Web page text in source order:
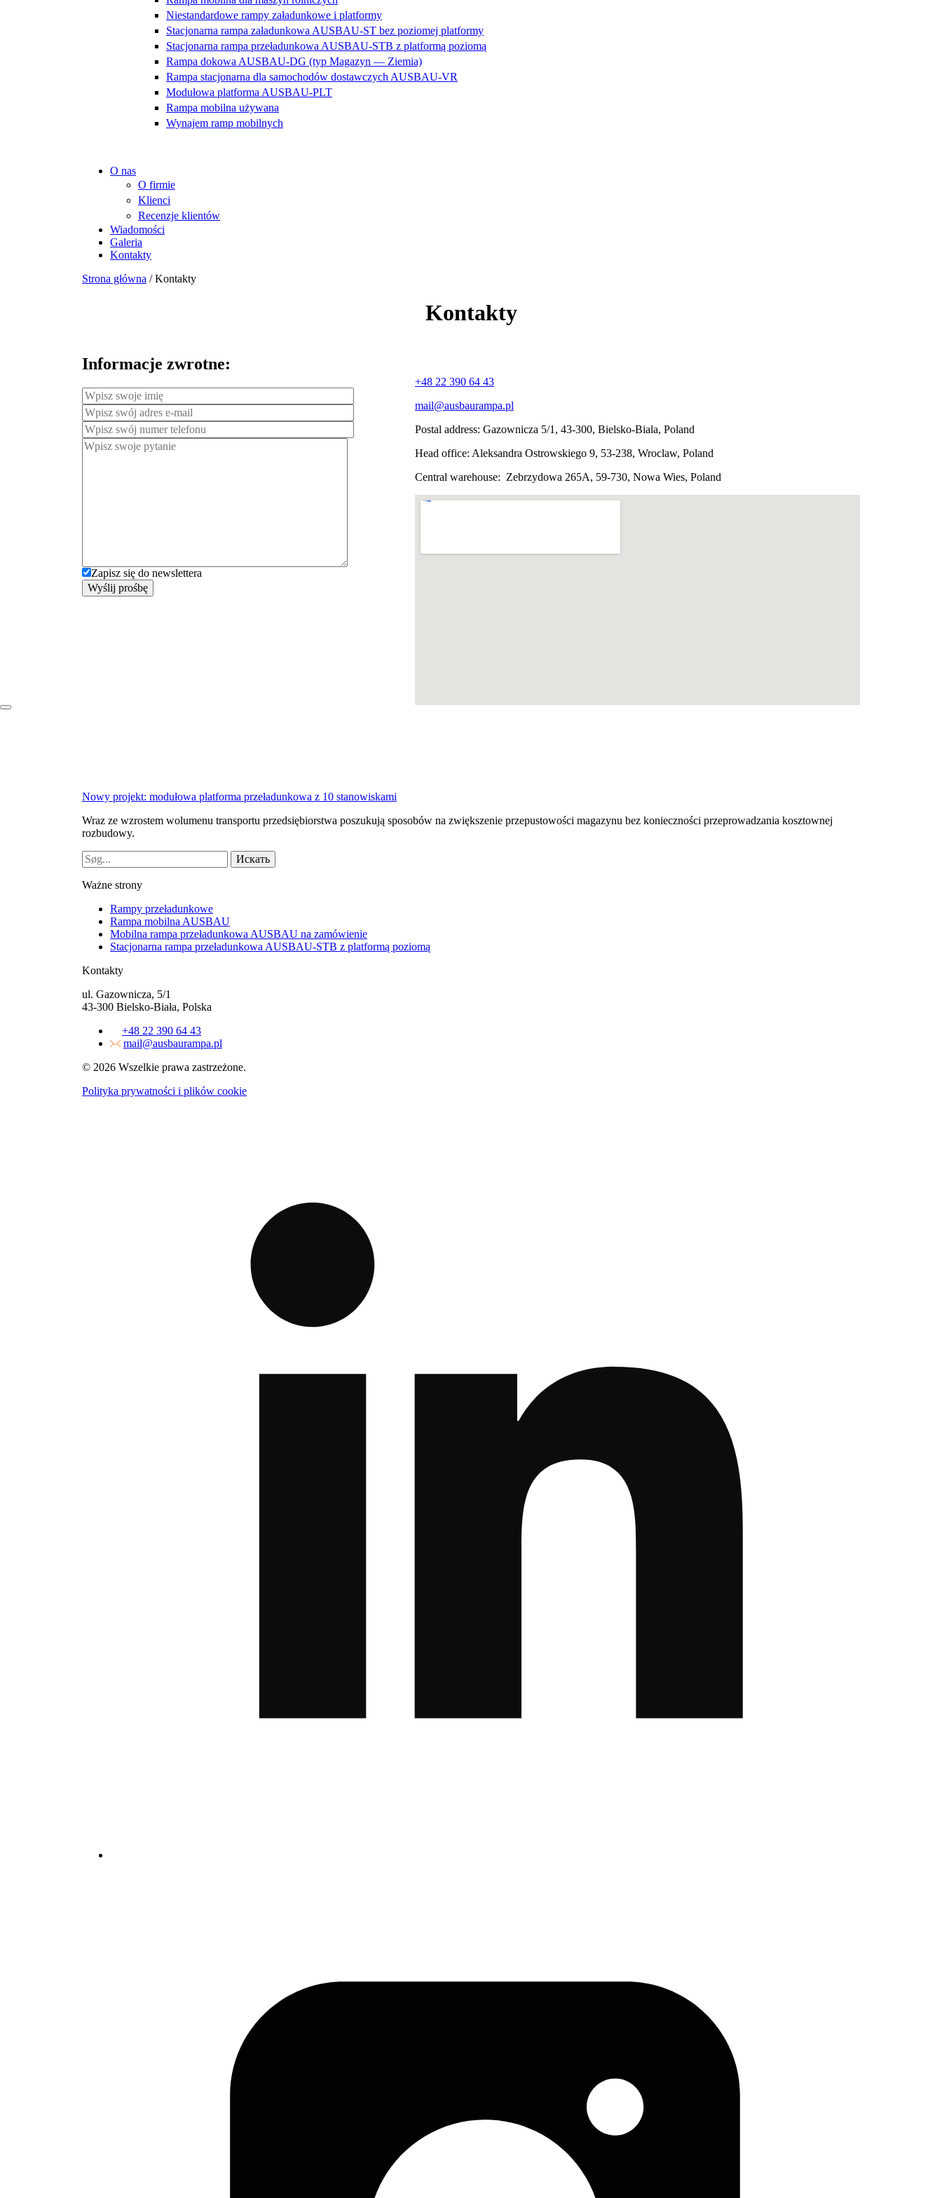
Niestandardowe rampy załadunkowe i platformy
Stacjonarna rampa załadunkowa AUSBAU-ST bez poziomej platformy
Stacjonarna rampa przeładunkowa AUSBAU-STB z platformą poziomą
Rampa dokowa AUSBAU-DG (typ Magazyn — Ziemia)
Rampa stacjonarna dla samochodów dostawczych AUSBAU-VR
Modułowa platforma AUSBAU-PLT
Rampa mobilna używana
Wynajem ramp mobilnych
O nas
О firmie
Klienci
Recenzje klientów
Wiadomości
Galeria
Kontakty
Strona główna / Kontakty
Kontakty
Informacje zwrotne:
Zapisz się do newslettera
+48 22 390 64 43
mail@ausbaurampa.pl
Postal address: Gazownicza 5/1, 43-300, Bielsko-Biala, Poland
Head office: Aleksandra Ostrowskiego 9, 53-238, Wroclaw, Poland
Central warehouse: Zebrzydowa 265A, 59-730, Nowa Wies, Poland
Nowy projekt: modułowa platforma przeładunkowa z 10 stanowiskami
Wraz ze wzrostem wolumenu transportu przedsiębiorstwa poszukują sposobów na zwiększenie przepustowości magazynu bez konieczności przeprowadzania kosztownej
rozbudowy.
Ważne strony
Rampy przeładunkowe
Rampa mobilna AUSBAU
Mobilna rampa przeładunkowa AUSBAU na zamówienie
Stacjonarna rampa przeładunkowa AUSBAU-STB z platformą poziomą
Kontakty
ul. Gazownicza, 5/1
43-300 Bielsko-Biała, Polska
+48 22 390 64 43
mail@ausbaurampa.pl
© 2026 Wszelkie prawa zastrzeżone.
Polityka prywatności i plików cookie